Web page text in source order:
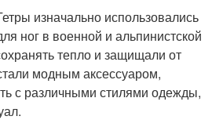
изначально использовались
ног в военной и альпинистской
тепло и защищали от
модным аксессуаром,
с различными стилями одежды,